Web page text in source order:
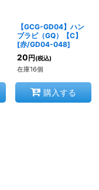
【GCG-GD04】ハン
ブラビ（GQ）【C】
[赤/GD04-048]
20 円 (税込)
在庫16個
購入する